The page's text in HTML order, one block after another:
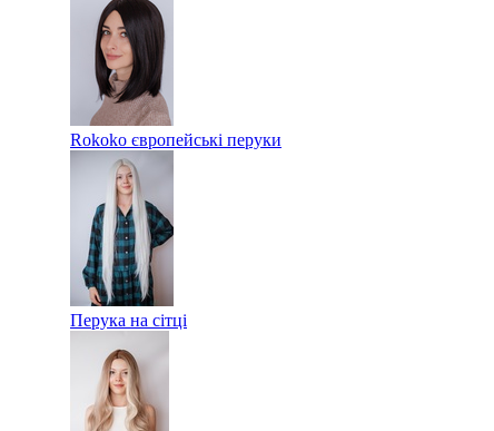
Rokoko європейські перуки
Перука на сітці